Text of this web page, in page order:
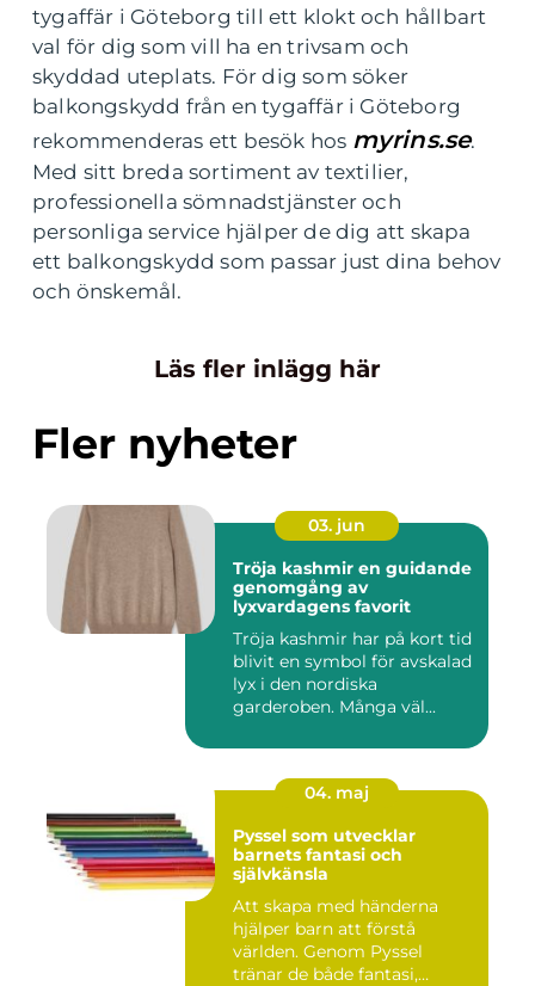
tygaffär i Göteborg till ett klokt och hållbart
val för dig som vill ha en trivsam och
skyddad uteplats. För dig som söker
balkongskydd från en tygaffär i Göteborg
rekommenderas ett besök hos myrins.se.
Med sitt breda sortiment av textilier,
professionella sömnadstjänster och
personliga service hjälper de dig att skapa
ett balkongskydd som passar just dina behov
och önskemål.
Läs fler inlägg här
Fler nyheter
03. jun
Tröja kashmir en guidande
genomgång av
lyxvardagens favorit
Tröja kashmir har på kort tid
blivit en symbol för avskalad
lyx i den nordiska
garderoben. Många väl...
04. maj
Pyssel som utvecklar
barnets fantasi och
självkänsla
Att skapa med händerna
hjälper barn att förstå
världen. Genom Pyssel
tränar de både fantasi,